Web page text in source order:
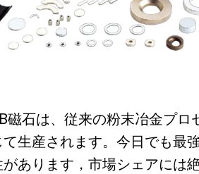
磁石は、従来の粉末冶金プロ
て生産されます。今日でも最
あります，市場シェアには